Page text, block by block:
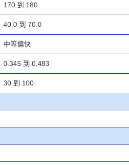
170 到 180
40.0 到 70.0
中等偏快
0.345 到 0.483
30 到 100